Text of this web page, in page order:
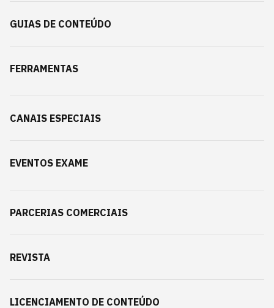
GUIAS DE CONTEÚDO
FERRAMENTAS
CANAIS ESPECIAIS
EVENTOS EXAME
PARCERIAS COMERCIAIS
REVISTA
LICENCIAMENTO DE CONTEÚDO